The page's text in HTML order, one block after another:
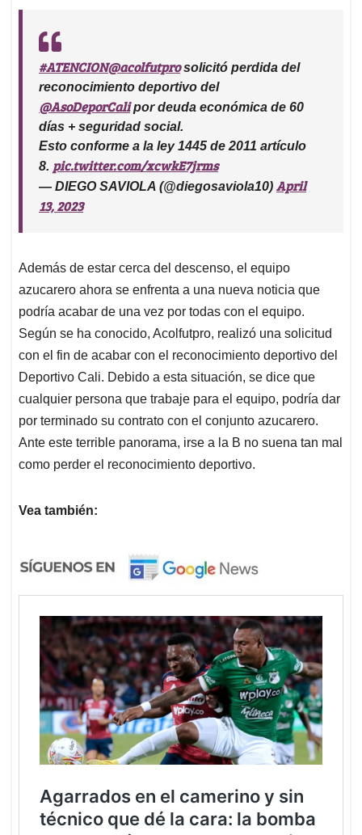
#ATENCION@acolfutprosolicitó perdida del
reconocimiento deportivo del
@AsoDeporCalipor deuda económica de 60
días + seguridad social.
Esto conforme a la ley 1445 de 2011 artículo
8. pic.twitter.com/xcwkE7jrms
— DIEGO SAVIOLA (@diegosaviola10) April
13, 2023
Además de estar cerca del descenso, el equipo
azucarero ahora se enfrenta a una nueva noticia que
podría acabar de una vez por todas con el equipo.
Según se ha conocido, Acolfutpro, realizó una solicitud
con el fin de acabar con el reconocimiento deportivo del
Deportivo Cali. Debido a esta situación, se dice que
cualquier persona que trabaje para el equipo, podría dar
por terminado su contrato con el conjunto azucarero.
Ante este terrible panorama, irse a la B no suena tan mal
como perder el reconocimiento deportivo.
Vea también: